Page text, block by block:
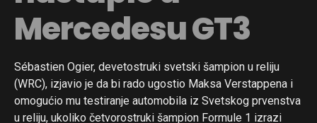
Mercedesu GT3
Sébastien Ogier, devetostruki svetski šampion u reliju
(WRC), izjavio je da bi rado ugostio Maksa Verstappena i
omogućio mu testiranje automobila iz Svetskog prvenstva
u reliju, ukoliko četvorostruki šampion Formule 1 izrazi